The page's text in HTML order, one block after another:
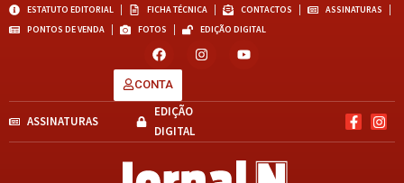
ESTATUTO EDITORIAL FICHA TÉCNICA CONTACTOS
ASSINATURAS
PONTOS DE VENDA
FOTOS EDIÇÃO DIGITAL
CONTA
ASSINATURAS
EDIÇÃO
DIGITAL